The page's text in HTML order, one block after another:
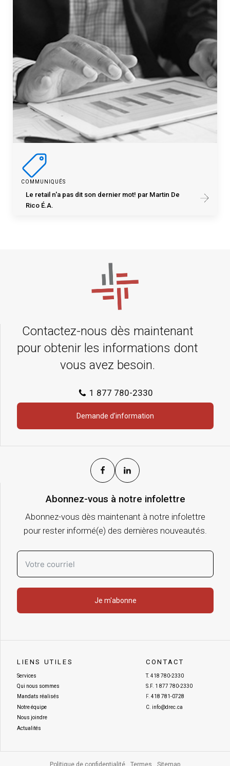
COMMUNIQUÉS
Le retail n'a pas dit son dernier mot! par Martin De
Rico É.A.
Contactez-nous dès maintenant
pour obtenir les informations dont
vous avez besoin.
1 877 780-2330
Demande d’information
Abonnez-vous à notre infolettre
Abonnez-vous dès maintenant à notre infolettre
pour rester informé(e) des dernières nouveautés.
Je m'abonne
LIENS UTILES
Services
Qui nous sommes
Mandats réalisés
Notre équipe
Nous joindre
Actualités
CONTACT
T.418 780-2330
S.F. 1 877 780-2330
F.418 781-0728
C.info@drec.ca
Politique de confidentialité Termes Sitemap